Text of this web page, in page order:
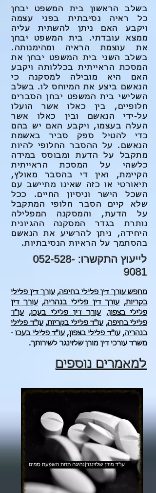
בשלב הראשון בית המשפט יבחן
כל ראיה נסיבתית בפני עצמה
ויקבע האם ניתן להשתית עליה
ממצא עובדתי. בית המשפט יבחן
את עוצמת הראיה ומהימנותה.
בשלב השני בית המשפט יבחן את
המסכת הראייתית בכללותה ויקבע
האם היא מובילה למסקנה כי
הנאשם ביצע את המיוחס לו. בשלב
השלישי בית המשפט יבחן הסברים
חלופיים, בין כאלו אשר הועלו
על-ידי הנאשם ובין כאלו אשר
העלה בעצמו, ויקבע האם יש בהם
כדי להטיל ספק סביר באשמת
הנאשם. על ההסבר החלופי להיות
מתקבל על הדעת ומבוסס במידה
כלשהי על המסכת הראייתית
הקיימת, ואין די בהסבר מאולץ,
תיאורטי או כזה שאינו מתיישב עם
השכל הישר וניסיון החיים. ככל
שלא קיים הסבר חלופי המתקבל
על הדעת, והמסקנה המפלילה
נותרת בגדר המסקנה ההגיונית
היחידה, ניתן להרשיע את הנאשם
בהסתמך על הראיות הנסיבתיות.
לייעוץ התקשרו: 052-528-
9081
מחפש עורך דין פלילי בחיפה, עורך דין פלילי
בקריות, עורך דין פלילי בנהריה,עורך דין
פלילי בצפון, עורך דין פלילי בעכו, עו"ד
פלילי בחיפה, עו"ד פלילי בקריות,עו"ד פלילי
בנהריה,עו"ד פלילי בצפון,עו"ד פלילי בעכו-
משרד עורכי דין מורן שלזינגר לשירותך.
למאמרים נוספים